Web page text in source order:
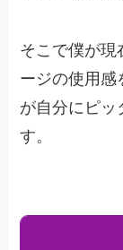
そこで僕が現
ージの使用感
が自分にピッ
す。